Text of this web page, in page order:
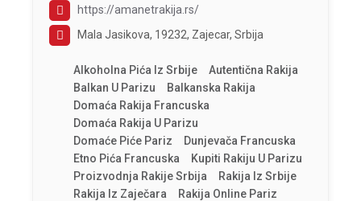
https://amanetrakija.rs/
Mala Jasikova, 19232, Zajecar, Srbija
Alkoholna Pića Iz Srbije
Autentična Rakija
Balkan U Parizu
Balkanska Rakija
Domaća Rakija Francuska
Domaća Rakija U Parizu
Domaće Piće Pariz
Dunjevača Francuska
Etno Pića Francuska
Kupiti Rakiju U Parizu
Proizvodnja Rakije Srbija
Rakija Iz Srbije
Rakija Iz Zaječara
Rakija Online Pariz